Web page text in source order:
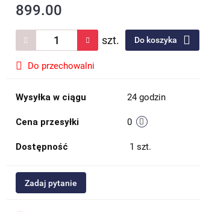
899.00
szt. Do koszyka
Do przechowalni
Wysyłka w ciągu 24 godzin
Cena przesyłki 0
Dostępność 1 szt.
Zadaj pytanie